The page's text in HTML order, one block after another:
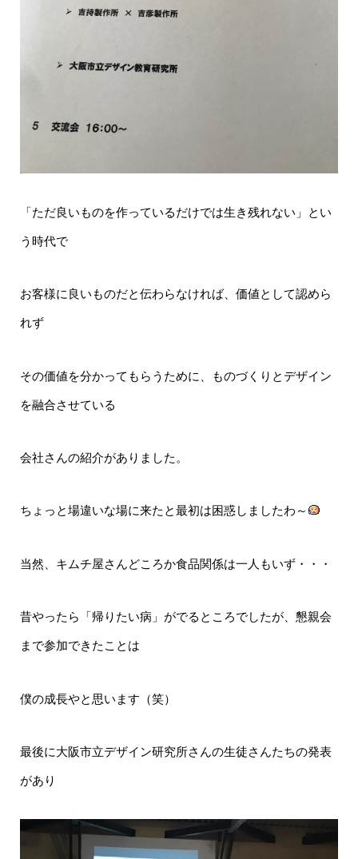
「ただ良いものを作っているだけでは生き残れない」とい
う時代で
お客様に良いものだと伝わらなければ、価値として認めら
れず
その価値を分かってもらうために、ものづくりとデザイン
を融合させている
会社さんの紹介がありました。
ちょっと場違いな場に来たと最初は困惑しましたわ～
当然、キムチ屋さんどころか食品関係は一人もいず・・・
昔やったら「帰りたい病」がでるところでしたが、懇親会
まで参加できたことは
僕の成長やと思います（笑）
最後に大阪市立デザイン研究所さんの生徒さんたちの発表
があり